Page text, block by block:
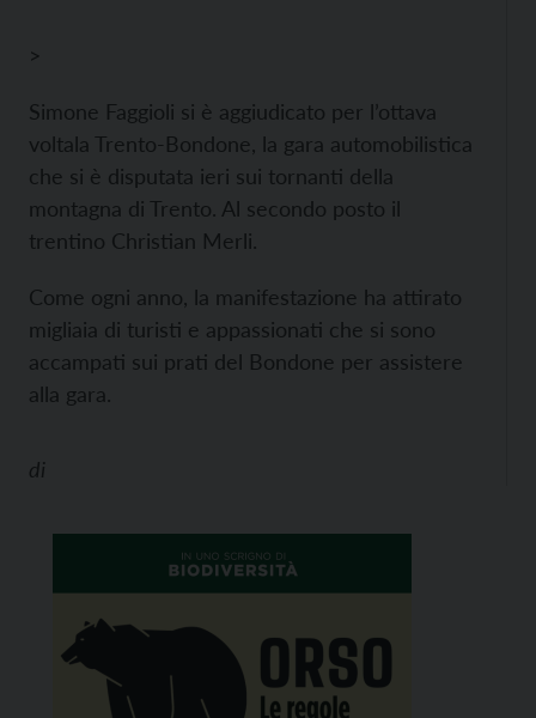
>
Simone Faggioli si è aggiudicato per l’ottava
voltala Trento-Bondone, la gara automobilistica
che si è disputata ieri sui tornanti della
montagna di Trento. Al secondo posto il
trentino Christian Merli.
Come ogni anno, la manifestazione ha attirato
migliaia di turisti e appassionati che si sono
accampati sui prati del Bondone per assistere
alla gara.
di